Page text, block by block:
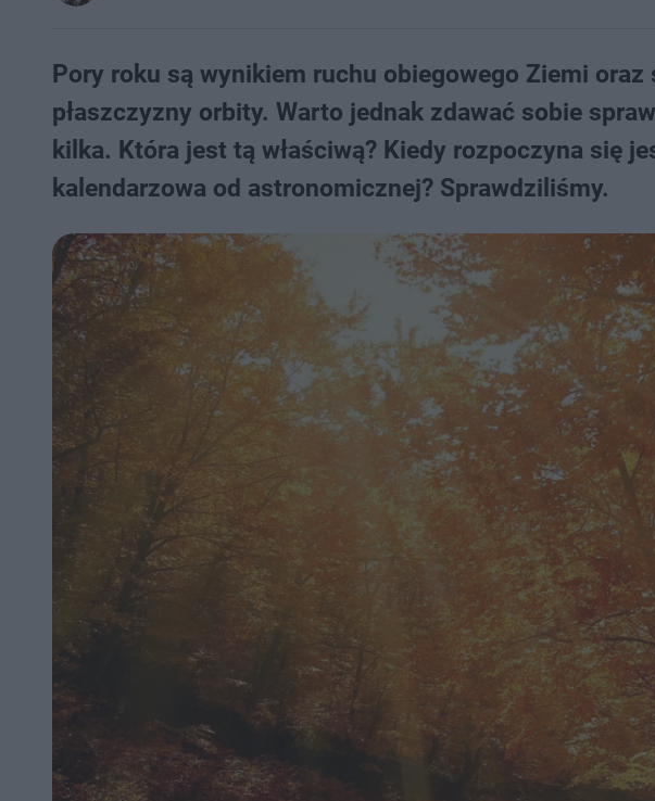
Pory roku są wynikiem ruchu obiegowego Ziemi
płaszczyzny orbity. Warto jednak zdawać sobie
kilka. Która jest tą właściwą? Kiedy rozpoczyna się
kalendarzowa od astronomicznej? Sprawdziliśmy.